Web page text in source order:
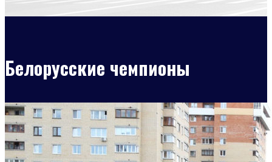
Белорусские чемпионы